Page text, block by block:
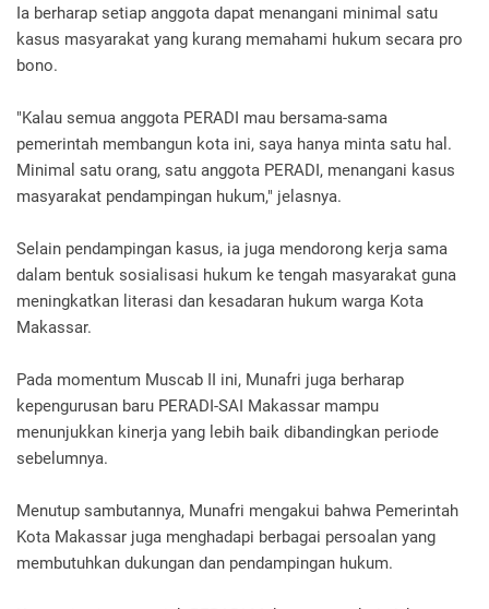
Ia berharap setiap anggota dapat menangani minimal satu
kasus masyarakat yang kurang memahami hukum secara pro
bono.
"Kalau semua anggota PERADI mau bersama-sama
pemerintah membangun kota ini, saya hanya minta satu hal.
Minimal satu orang, satu anggota PERADI, menangani kasus
masyarakat pendampingan hukum," jelasnya.
Selain pendampingan kasus, ia juga mendorong kerja sama
dalam bentuk sosialisasi hukum ke tengah masyarakat guna
meningkatkan literasi dan kesadaran hukum warga Kota
Makassar.
Pada momentum Muscab II ini, Munafri juga berharap
kepengurusan baru PERADI-SAI Makassar mampu
menunjukkan kinerja yang lebih baik dibandingkan periode
sebelumnya.
Menutup sambutannya, Munafri mengakui bahwa Pemerintah
Kota Makassar juga menghadapi berbagai persoalan yang
membutuhkan dukungan dan pendampingan hukum.